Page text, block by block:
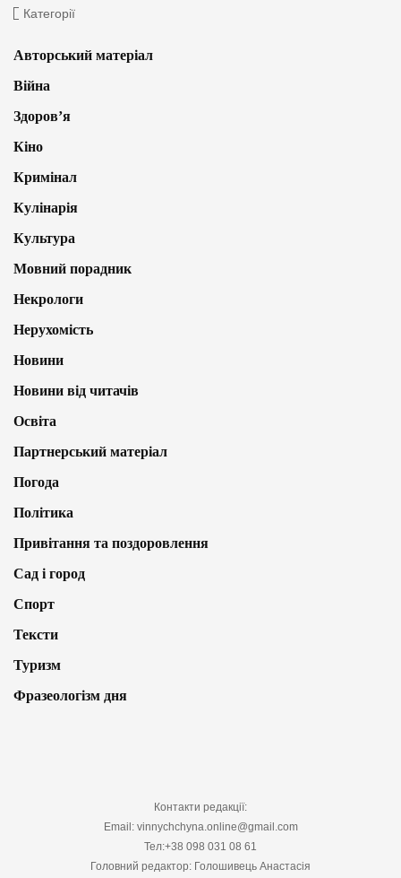
Категорії
Авторський матеріал
Війна
Здоров’я
Кіно
Кримінал
Кулінарія
Культура
Мовний порадник
Некрологи
Нерухомість
Новини
Новини від читачів
Освіта
Партнерський матеріал
Погода
Політика
Привітання та поздоровлення
Сад і город
Спорт
Тексти
Туризм
Фразеологізм дня
Контакти редакції:
Email: vinnychchyna.online@gmail.com
Тел:+38 098 031 08 61
Головний редактор: Голошивець Анастасія